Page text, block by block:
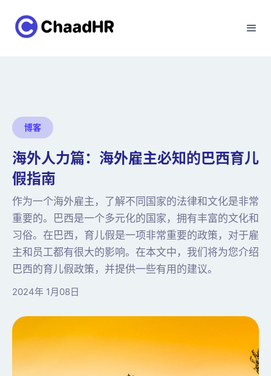
博客
海外人力篇：海外雇主必知的巴西育儿
假指南
作为一个海外雇主，了解不同国家的法律和文化是非常
重要的。巴西是一个多元化的国家，拥有丰富的文化和
习俗。在巴西，育儿假是一项非常重要的政策，对于雇
主和员工都有很大的影响。在本文中，我们将为您介绍
巴西的育儿假政策，并提供一些有用的建议。
2024年 1月08日